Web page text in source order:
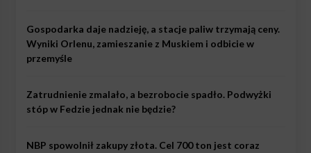
Gospodarka daje nadzieję, a stacje paliw trzymają ceny.
Wyniki Orlenu, zamieszanie z Muskiem i odbicie w
przemyśle
Zatrudnienie zmalało, a bezrobocie spadło. Podwyżki
stóp w Fedzie jednak nie będzie?
NBP spowolnił zakupy złota. Cel 700 ton jest coraz